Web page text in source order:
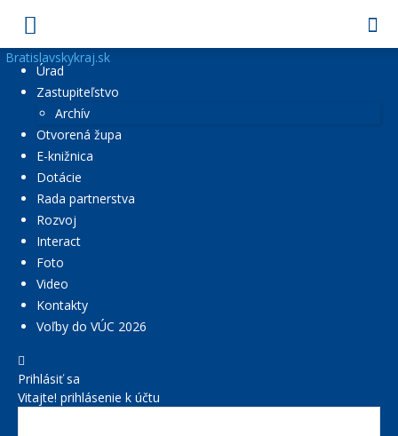
Bratislavskykraj.sk
Úrad
Zastupiteľstvo
Archív
Otvorená župa
E-knižnica
Dotácie
Rada partnerstva
Rozvoj
Interact
Foto
Video
Kontakty
Voľby do VÚC 2026
Prihlásiť sa
Vitajte! prihlásenie k účtu